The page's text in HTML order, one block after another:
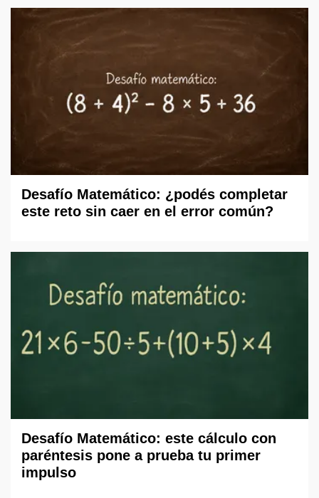
Desafío Matemático: ¿podés completar
este reto sin caer en el error común?
Desafío Matemático: este cálculo con
paréntesis pone a prueba tu primer
impulso